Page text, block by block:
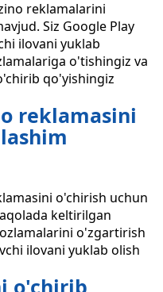
reklamalarini
Siz Google Play
ilovani yuklab
o'tishingiz va
qo'yishingiz
reklamasini
o'chirish uchun
keltirilgan
o'zgartirish
ilovani yuklab olish
o'chirib